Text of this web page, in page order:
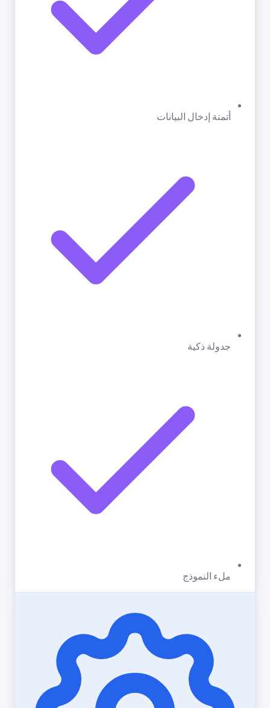
أتمتة إدخال البيانات
جدولة ذكية
ملء النموذج